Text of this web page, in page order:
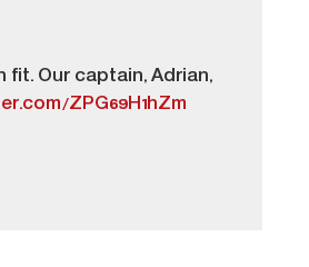
Our captain, Adrian,
ZPG69H1hZm